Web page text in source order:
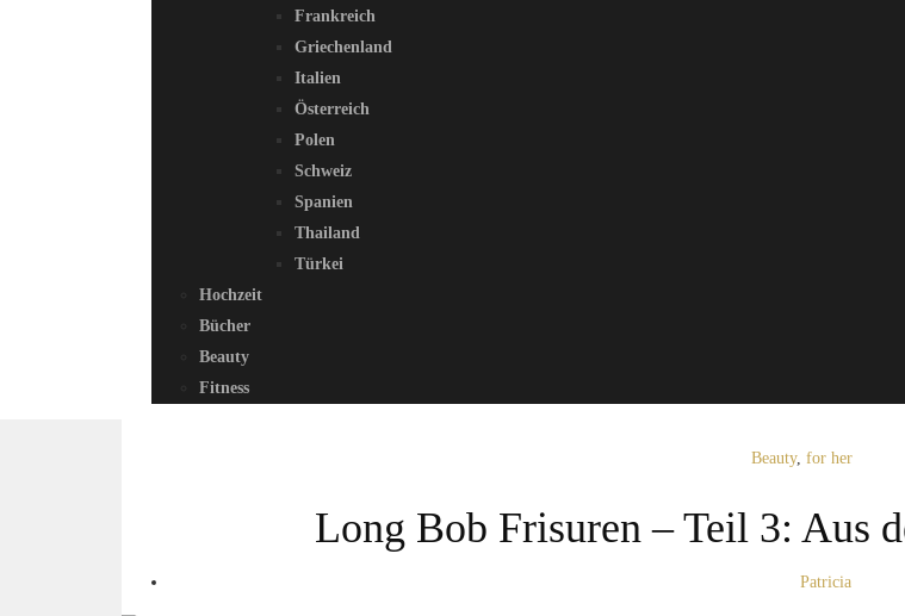
Frankreich
Griechenland
Italien
Österreich
Polen
Schweiz
Spanien
Thailand
Türkei
Hochzeit
Bücher
Beauty
Fitness
Beauty, for her
Long Bob Frisuren – Teil 3: Aus
Patricia